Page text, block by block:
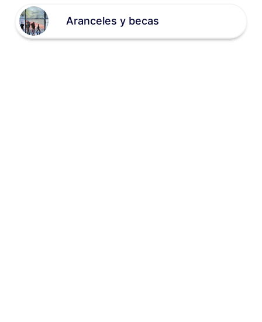
Aranceles y becas